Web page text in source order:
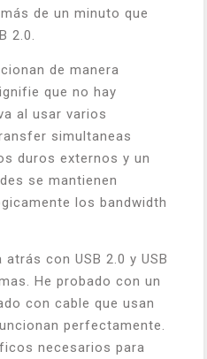
de un minuto que
2.0.
de manera
que no hay
al usar varios
simultaneas
duros externos y un
se mantienen
los bandwidth
con USB 2.0 y USB
He probado con un
con cable que usan
perfectamente.
necesarios para